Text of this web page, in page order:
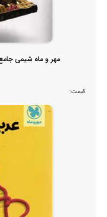
مهر و ماه شیمی
قیمت: